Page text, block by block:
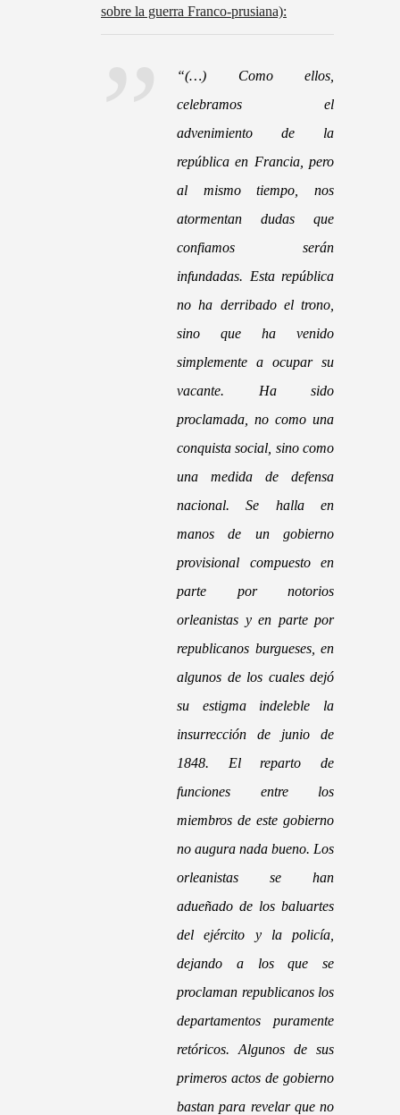
sobre la guerra Franco-prusiana):
“(…) Como ellos,
celebramos el
advenimiento de la
república en Francia, pero
al mismo tiempo, nos
atormentan dudas que
confiamos serán
infundadas. Esta república
no ha derribado el trono,
sino que ha venido
simplemente a ocupar su
vacante. Ha sido
proclamada, no como una
conquista social, sino como
una medida de defensa
nacional. Se halla en
manos de un gobierno
provisional compuesto en
parte por notorios
orleanistas y en parte por
republicanos burgueses, en
algunos de los cuales dejó
su estigma indeleble la
insurrección de junio de
1848. El reparto de
funciones entre los
miembros de este gobierno
no augura nada bueno. Los
orleanistas se han
adueñado de los baluartes
del ejército y la policía,
dejando a los que se
proclaman republicanos los
departamentos puramente
retóricos. Algunos de sus
primeros actos de gobierno
bastan para revelar que no